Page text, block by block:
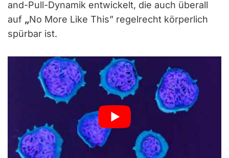
and-Pull-Dynamik entwickelt, die auch überall
auf „No More Like This” regelrecht körperlich
spürbar ist.